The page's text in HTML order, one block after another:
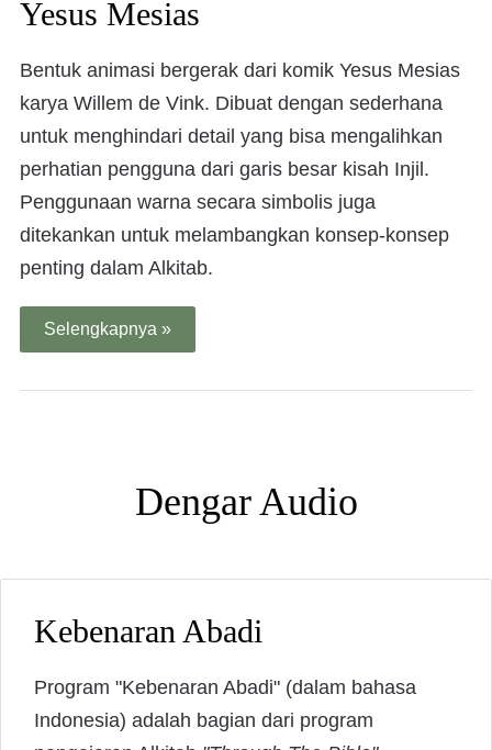
Yesus Mesias
Bentuk animasi bergerak dari komik Yesus Mesias
karya Willem de Vink. Dibuat dengan sederhana
untuk menghindari detail yang bisa mengalihkan
perhatian pengguna dari garis besar kisah Injil.
Penggunaan warna secara simbolis juga
ditekankan untuk melambangkan konsep-konsep
penting dalam Alkitab.
Selengkapnya »
Dengar Audio
Kebenaran Abadi
Program "Kebenaran Abadi" (dalam bahasa
Indonesia) adalah bagian dari program